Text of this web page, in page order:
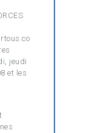
jeudi
et les